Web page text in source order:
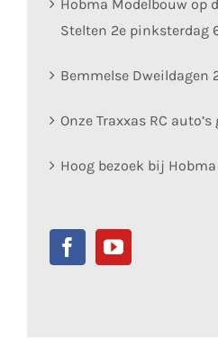
Hobma Modelbouw op
Stelten 2e pinksterdag
Bemmelse Dweildagen
Onze Traxxas RC
Hoog bezoek bij